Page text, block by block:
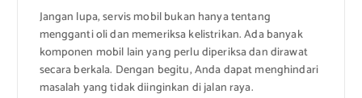
Jangan lupa, servis mobil bukan hanya tentang
mengganti oli dan memeriksa kelistrikan. Ada banyak
komponen mobil lain yang perlu diperiksa dan dirawat
secara berkala. Dengan begitu, Anda dapat menghindari
masalah yang tidak diinginkan di jalan raya.